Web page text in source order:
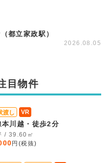
都立家政駅）
2026.08.05
目物件
渡し VR
川越・徒歩2分
坪 / 39.60㎡
円(税抜)